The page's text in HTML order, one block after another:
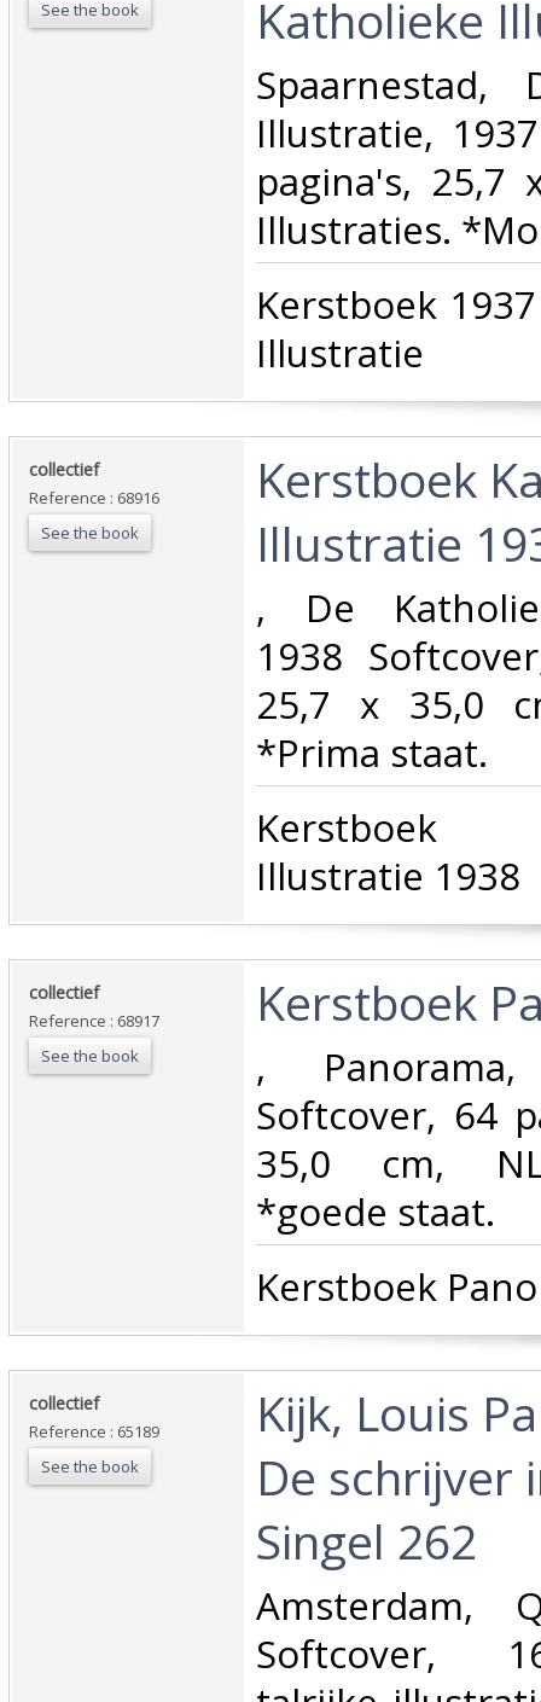
See the book
Katholieke
‎Spaarnestad,
Illustratie,
pagina's, 25,7
Illustraties.
‎Kerstboek
Illustratie‎
‎collectief‎
Reference : 68916
See the book
‎Kerstboek
Illustratie
‎, De
1938
25,7 x 35,0
*Prima staat.‎
‎Kerstboek
Illustratie 1938‎
‎collectief‎
Reference : 68917
See the book
‎Kerstboek
‎,
Softcover, 64
35,0 cm,
*goede staat.‎
‎Kerstboek
‎collectief‎
Reference : 65189
See the book
‎Kijk, Louis
De schrijver
Singel 262‎
‎Amsterdam,
Softcover,